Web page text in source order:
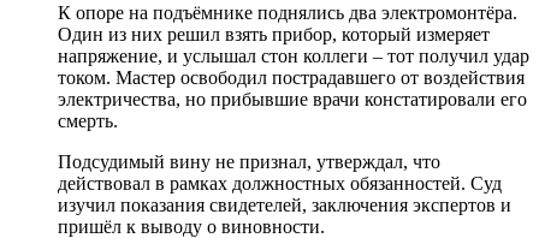
К опоре на подъёмнике поднялись два электромонтёра.
Один из них решил взять прибор, который измеряет
напряжение, и услышал стон коллеги – тот получил удар
током. Мастер освободил пострадавшего от воздействия
электричества, но прибывшие врачи констатировали его
смерть.
Подсудимый вину не признал, утверждал, что
действовал в рамках должностных обязанностей. Суд
изучил показания свидетелей, заключения экспертов и
пришёл к выводу о виновности.